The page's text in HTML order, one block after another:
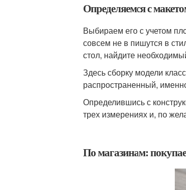
Определяемся с
Выбираем его с учетом
совсем не в пишутся в
стол, найдите
Здесь сборку модели
распространенный,
Определившись с
трех измерениях и, по
По магазинам: